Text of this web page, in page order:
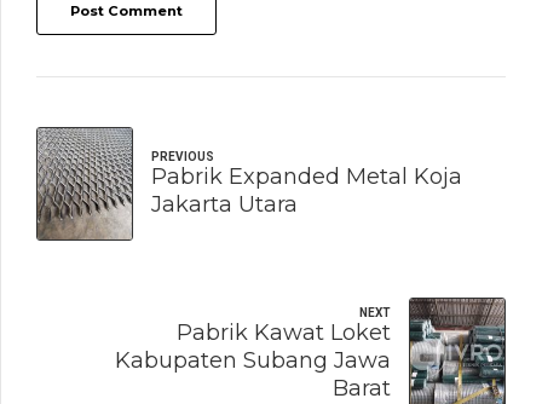
Post Comment
PREVIOUS
Pabrik Expanded Metal Koja
Jakarta Utara
NEXT
Pabrik Kawat Loket
Kabupaten Subang Jawa
Barat